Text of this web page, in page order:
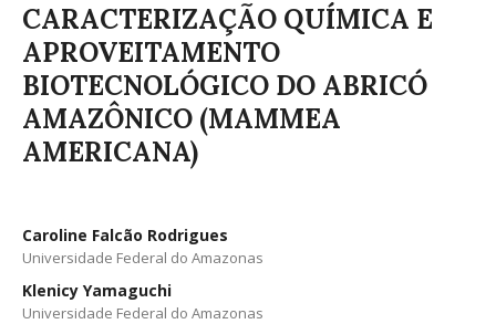
CARACTERIZAÇÃO QUÍMICA E
APROVEITAMENTO
BIOTECNOLÓGICO DO ABRICÓ
AMAZÔNICO (MAMMEA
AMERICANA)
Caroline Falcão Rodrigues
Universidade Federal do Amazonas
Klenicy Yamaguchi
Universidade Federal do Amazonas